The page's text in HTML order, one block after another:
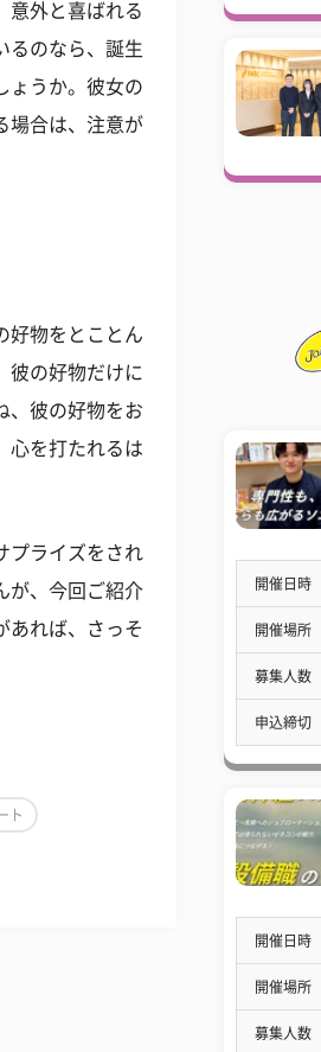
意外と喜ばれる
るのなら、誕生
ょうか。彼女の
場合は、注意が
好物をとことん
彼の好物だけに
、彼の好物をお
心を打たれるは
ライズをされ
が、今回ご紹介
あれば、さっそ
ト
開催日時
開催場所
募集人数
申込締切
開催日時
開催場所
募集人数